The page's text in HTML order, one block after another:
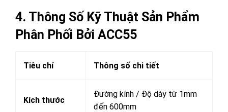
4. Thông Số Kỹ Thuật Sản Phẩm
Phân Phối Bởi ACC55
Tiêu chí Thông số chi tiết
Kích thước
Đường kính / Độ dày từ 1mm
đến 600mm